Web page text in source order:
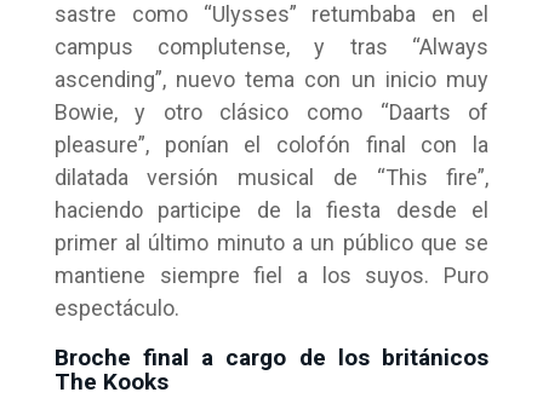
sastre como “Ulysses” retumbaba en el
campus complutense, y tras “Always
ascending”, nuevo tema con un inicio muy
Bowie, y otro clásico como “Daarts of
pleasure”, ponían el colofón final con la
dilatada versión musical de “This fire”,
haciendo participe de la fiesta desde el
primer al último minuto a un público que se
mantiene siempre fiel a los suyos. Puro
espectáculo.
Broche final a cargo de los británicos
The Kooks